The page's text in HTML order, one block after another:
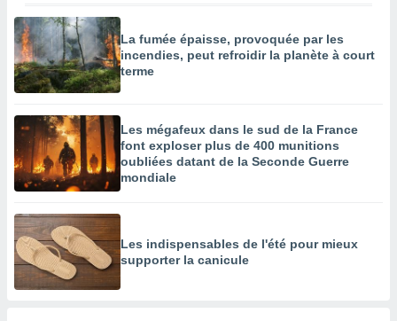
La fumée épaisse, provoquée par les
incendies, peut refroidir la planète à court
terme
Les mégafeux dans le sud de la France
font exploser plus de 400 munitions
oubliées datant de la Seconde Guerre
mondiale
Les indispensables de l'été pour mieux
supporter la canicule